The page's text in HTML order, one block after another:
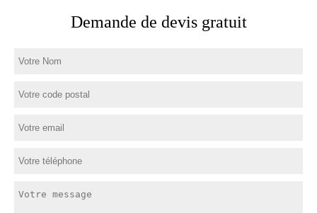
Demande de devis gratuit